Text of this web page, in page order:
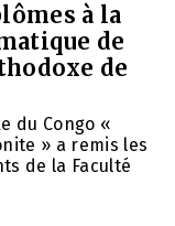
à la
de
de
du Congo «
» a remis les
de la Faculté